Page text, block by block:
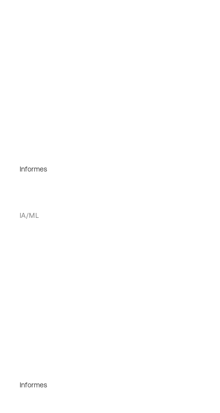
Informes
IA/ML
Informes